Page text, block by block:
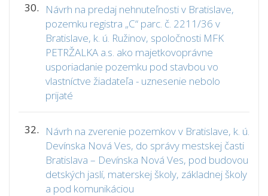
30.
Návrh na predaj nehnuteľnosti v Bratislave,
pozemku registra „C“ parc. č. 2211/36 v
Bratislave, k. ú. Ružinov, spoločnosti MFK
PETRŽALKA a.s. ako majetkovoprávne
usporiadanie pozemku pod stavbou vo
vlastníctve žiadateľa - uznesenie nebolo
prijaté
32.
Návrh na zverenie pozemkov v Bratislave, k. ú.
Devínska Nová Ves, do správy mestskej časti
Bratislava – Devínska Nová Ves, pod budovou
detských jaslí, materskej školy, základnej školy
a pod komunikáciou